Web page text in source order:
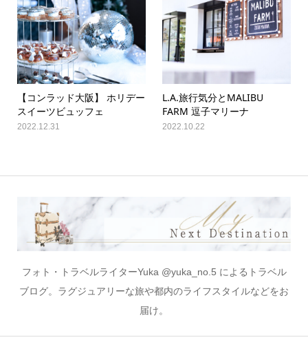
【コンラッド大阪】 ホリデー
スイーツビュッフェ
2022.12.31
L.A.旅行気分とMALIBU
FARM 逗子マリーナ
2022.10.22
フォト・トラベルライターYuka @yuka_no.5 によるトラベル
ブログ。ラグジュアリーな旅や都内のライフスタイルなどをお
届け。